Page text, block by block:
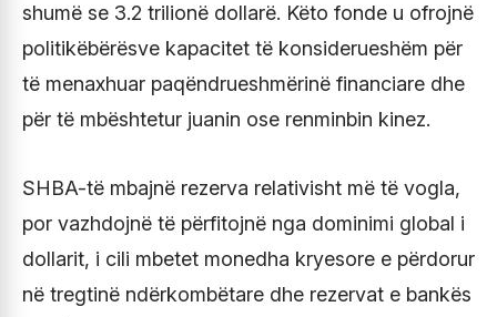
shumë se 3.2 trilionë dollarë. Këto fonde u ofrojnë
politikëbërësve kapacitet të konsiderueshëm për
të menaxhuar paqëndrueshmërinë financiare dhe
për të mbështetur juanin ose renminbin kinez.
SHBA-të mbajnë rezerva relativisht më të vogla,
por vazhdojnë të përfitojnë nga dominimi global i
dollarit, i cili mbetet monedha kryesore e përdorur
në tregtinë ndërkombëtare dhe rezervat e bankës